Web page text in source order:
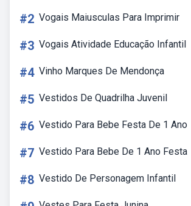
#2 Vogais Maiusculas Para Imprimir
#3 Vogais Atividade Educação Infantil
#4 Vinho Marques De Mendonça
#5 Vestidos De Quadrilha Juvenil
#6 Vestido Para Bebe Festa De 1 Ano
#7 Vestido Para Bebe De 1 Ano Festa
#8 Vestido De Personagem Infantil